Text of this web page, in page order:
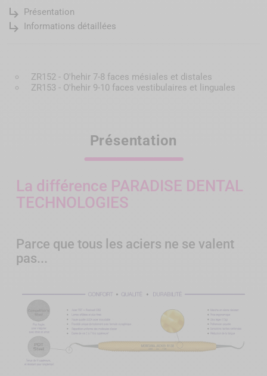
subdirectory_arrow_right Présentation
subdirectory_arrow_right Informations détaillées
ZR152 - O'hehir 7-8 faces mésiales et distales
ZR153 - O'hehir 9-10 faces vestibulaires et linguales
Présentation
La différence PARADISE DENTAL
TECHNOLOGIES
Parce que tous les aciers ne se valent
pas...